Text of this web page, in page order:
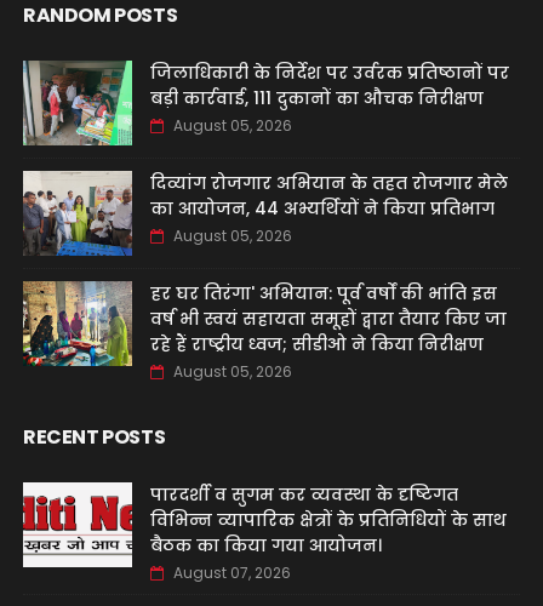
RANDOM POSTS
जिलाधिकारी के निर्देश पर उर्वरक प्रतिष्ठानों पर
बड़ी कार्रवाई, 111 दुकानों का औचक निरीक्षण
August 05, 2026
दिव्यांग रोजगार अभियान के तहत रोजगार मेले
का आयोजन, 44 अभ्यर्थियों ने किया प्रतिभाग
August 05, 2026
हर घर तिरंगा' अभियान: पूर्व वर्षों की भांति इस
वर्ष भी स्वयं सहायता समूहों द्वारा तैयार किए जा
रहे हैं राष्ट्रीय ध्वज; सीडीओ ने किया निरीक्षण
August 05, 2026
RECENT POSTS
पारदर्शी व सुगम कर व्यवस्था के दृष्टिगत
विभिन्न व्यापारिक क्षेत्रों के प्रतिनिधियों के साथ
बैठक का किया गया आयोजन।
August 07, 2026